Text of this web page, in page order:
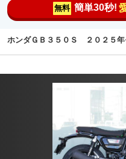
無料 簡単30秒!
ホンダＧＢ３５０Ｓ ２０２５年